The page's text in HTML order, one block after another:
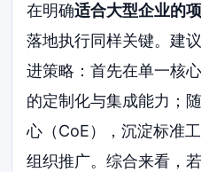
在明确适合大型企业的
落地执行同样关键。建
进策略：首先在单一核
的定制化与集成能力；
心（CoE），沉淀标准
组织推广。综合来看，